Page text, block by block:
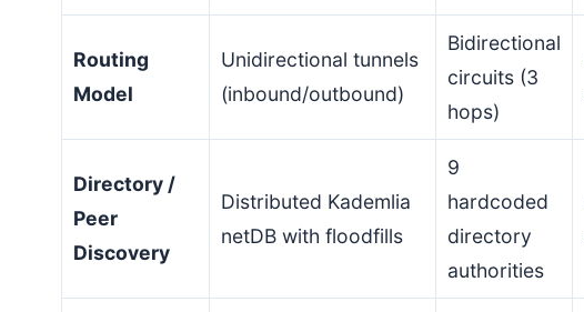
Routing
Model
Unidirectional tunnels
(inbound/outbound)
Bidirectional
circuits (3
hops)
Directory /
Peer
Discovery
Distributed Kademlia
netDB with floodfills
9
hardcoded
directory
authorities